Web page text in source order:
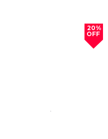
20%
OFF